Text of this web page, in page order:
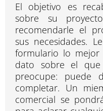
El objetivo es
sobre su
recomendarle el
sus necesidades.
formulario lo mejor
dato sobre el
preocupe: puede
completar. Un
comercial se